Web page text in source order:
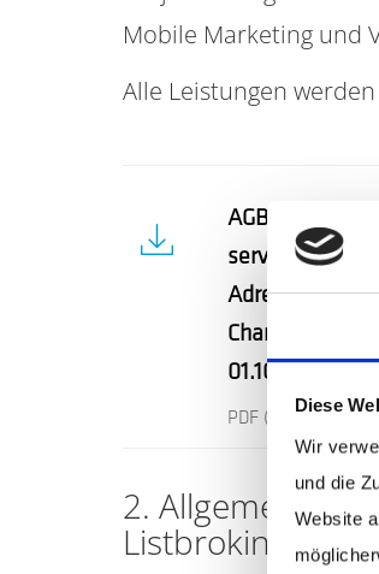
Diese
Wir
und die
Website
Mobile Marketing und
Alle Leistungen
AGBs der AZ
services GmbH
Adressen,
Channel
01.10.2025)
PDF (839 KB)
2. Allgemeine
Listbroking.